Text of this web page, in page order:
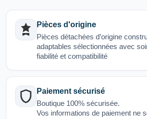
Pièces d'origine
Pièces détachées d’origine
adaptables sélectionnées avec
fiabilité et compatibilité
Paiement sécurisé
Boutique 100% sécurisée.
Vos informations de paiement ne